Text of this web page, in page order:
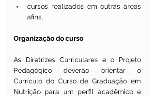
cursos realizados em outras áreas
afins.
Organização do curso
As Diretrizes Curriculares e o Projeto
Pedagógico deverão orientar o
Currículo do Curso de Graduação em
Nutrição para um perfil acadêmico e